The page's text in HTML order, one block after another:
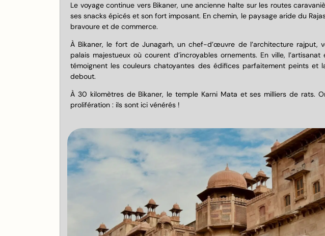
Le voyage continue vers Bikaner, une ancienne halte sur les routes
ses snacks épicés et son fort imposant. En chemin, le paysage aride du
bravoure et de commerce.
À Bikaner, le fort de Junagarh, un chef-d’œuvre de l’architecture rajput,
palais majestueux où courent d’incroyables ornements. En ville,
témoignent les couleurs chatoyantes des édifices parfaitement peints et
debout.
À 30 kilomètres de Bikaner, le temple Karni Mata et ses milliers de rats.
prolifération : ils sont ici vénérés !